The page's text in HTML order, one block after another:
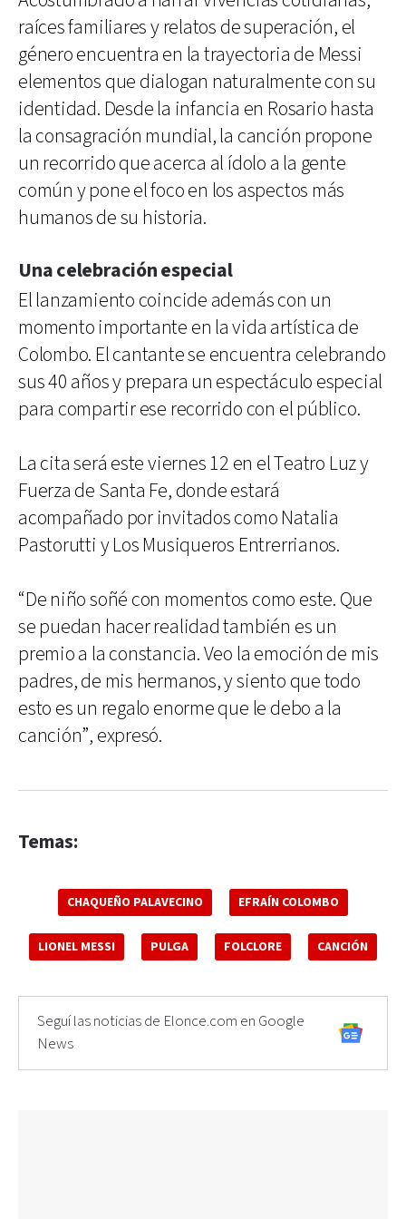
raíces familiares y relatos de superación, el
género encuentra en la trayectoria de Messi
elementos que dialogan naturalmente con su
identidad. Desde la infancia en Rosario hasta
la consagración mundial, la canción propone
un recorrido que acerca al ídolo a la gente
común y pone el foco en los aspectos más
humanos de su historia.
Una celebración especial
El lanzamiento coincide además con un
momento importante en la vida artística de
Colombo. El cantante se encuentra celebrando
sus 40 años y prepara un espectáculo especial
para compartir ese recorrido con el público.
La cita será este viernes 12 en el Teatro Luz y
Fuerza de Santa Fe, donde estará
acompañado por invitados como Natalia
Pastorutti y Los Musiqueros Entrerrianos.
“De niño soñé con momentos como este. Que
se puedan hacer realidad también es un
premio a la constancia. Veo la emoción de mis
padres, de mis hermanos, y siento que todo
esto es un regalo enorme que le debo a la
canción”, expresó.
Temas:
CHAQUEÑO PALAVECINO EFRAÍN COLOMBO
LIONEL MESSI PULGA FOLCLORE CANCIÓN
Seguí las noticias de Elonce.com en Google
News